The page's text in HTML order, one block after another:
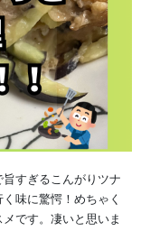
すぎるこんがりツナ
味に驚愕！めちゃく
です。凄いと思いま